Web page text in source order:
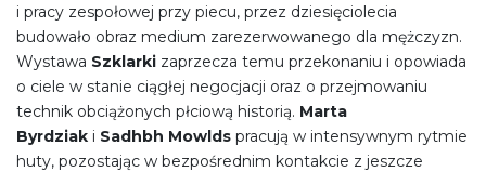
i pracy zespołowej przy piecu, przez dziesięciolecia
budowało obraz medium zarezerwowanego dla mężczyzn.
Wystawa Szklarki zaprzecza temu przekonaniu i opowiada
o ciele w stanie ciągłej negocjacji oraz o przejmowaniu
technik obciążonych płciową historią. Marta
Byrdziak i Sadhbh Mowlds pracują w intensywnym rytmie
huty, pozostając w bezpośrednim kontakcie z jeszcze